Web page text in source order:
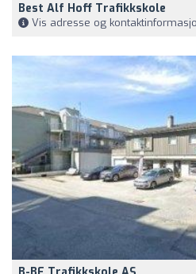
Best Alf Hoff Trafikkskole
Vis adresse og